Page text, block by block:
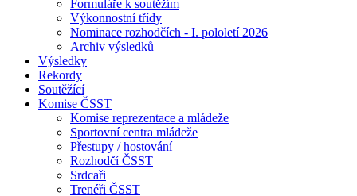
Formuláře k soutěžím
Výkonnostní třídy
Nominace rozhodčích - I. pololetí 2026
Archiv výsledků
Výsledky
Rekordy
Soutěžící
Komise ČSST
Komise reprezentace a mládeže
Sportovní centra mládeže
Přestupy / hostování
Rozhodčí ČSST
Srdcaři
Trenéři ČSST